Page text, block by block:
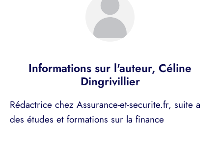
Informations sur l'auteur, Céline
Dingrivillier
Rédactrice chez Assurance-et-securite.fr, suite a
des études et formations sur la finance